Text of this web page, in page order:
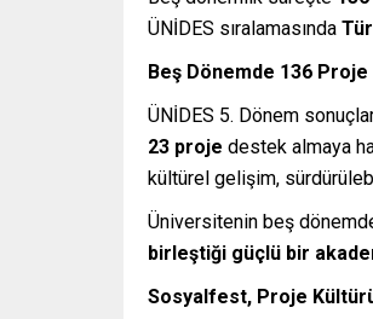
ÜNİDES sıralamasında
Beş Dönemde 136
ÜNİDES 5. Dönem
23 proje destek almaya
kültürel gelişim,
Üniversitenin beş
birleştiği güçlü bir
Sosyalfest, Proje